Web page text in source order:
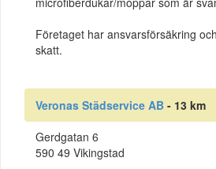
Företaget har ansvarsförsäkring
skatt.
Veronas Städservice AB - 13 km
Gerdgatan 6
590 49 Vikingstad